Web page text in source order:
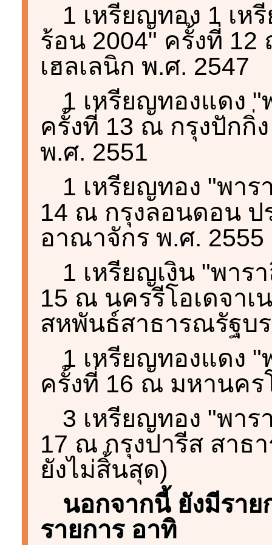
1 เหรียญทอง 1 เ
ร้อน 2004" ครั้งที่ 12
เฮลเลนิก พ.ศ. 2547
1 เหรียญทองแดง
ครั้งที่ 13 ณ กรุงปักกิ่
พ.ศ. 2551
1 เหรียญทอง "พา
14 ณ กรุงลอนดอน ป
อาณาจักร พ.ศ. 2555
1 เหรียญเงิน "พาร
15 ณ นครรีโอเดจาเ
สหพันธ์สาธารณรัฐบ
1 เหรียญทองแดง
ครั้งที่ 16 ณ มหานคร
3 เหรียญทอง "พา
17 ณ กรุงปารีส สาธ
ยังไม่สิ้นสุด)
นอกจากนี้ ยังมีรา
รายการ อาทิ